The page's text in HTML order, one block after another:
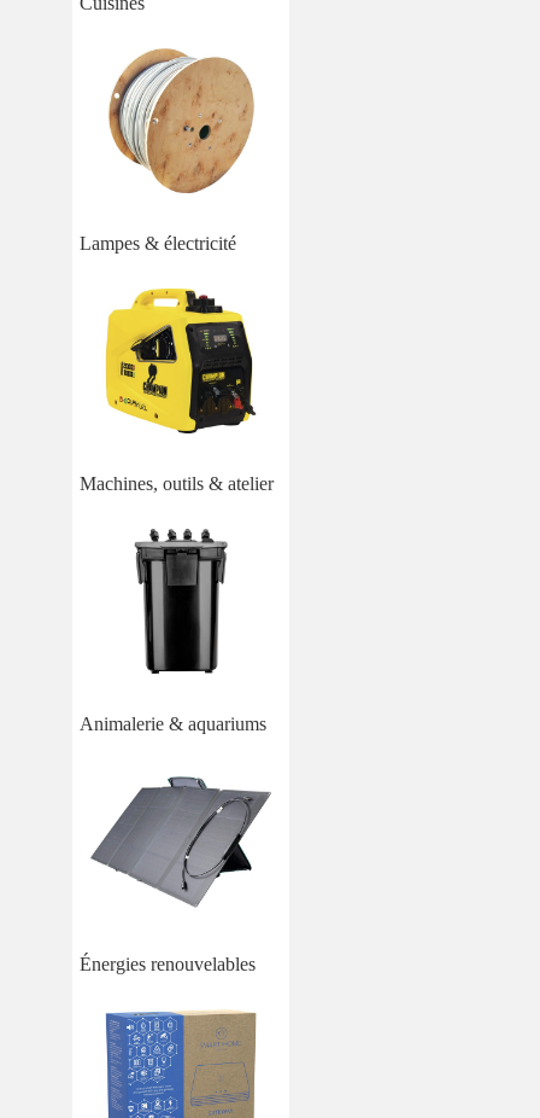
Lampes & électricité
Machines, outils & atelier
Animalerie & aquariums
Énergies renouvelables